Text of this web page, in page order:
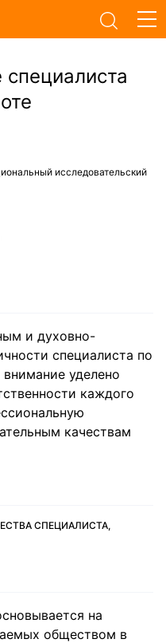
специалиста
исследовательский
и духовно-
специалиста по
уделено
каждого
качествам
СПЕЦИАЛИСТА,
на
обществом в